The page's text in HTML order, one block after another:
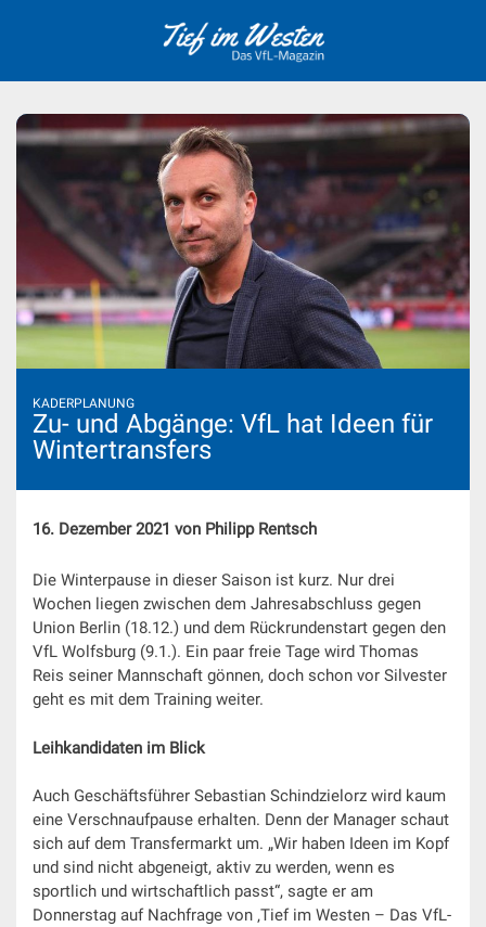
KADERPLANUNG
Zu- und Abgänge: VfL hat Ideen für
Wintertransfers
16. Dezember 2021 von Philipp Rentsch
Die Winterpause in dieser Saison ist kurz. Nur drei
Wochen liegen zwischen dem Jahresabschluss gegen
Union Berlin (18.12.) und dem Rückrundenstart gegen den
VfL Wolfsburg (9.1.). Ein paar freie Tage wird Thomas
Reis seiner Mannschaft gönnen, doch schon vor Silvester
geht es mit dem Training weiter.
Leihkandidaten im Blick
Auch Geschäftsführer Sebastian Schindzielorz wird kaum
eine Verschnaufpause erhalten. Denn der Manager schaut
sich auf dem Transfermarkt um. „Wir haben Ideen im Kopf
und sind nicht abgeneigt, aktiv zu werden, wenn es
sportlich und wirtschaftlich passt“, sagte er am
Donnerstag auf Nachfrage von ‚Tief im Westen – Das VfL-